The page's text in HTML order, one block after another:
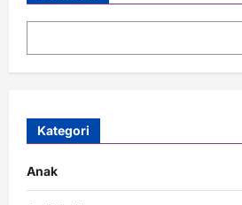
Kategori
Anak